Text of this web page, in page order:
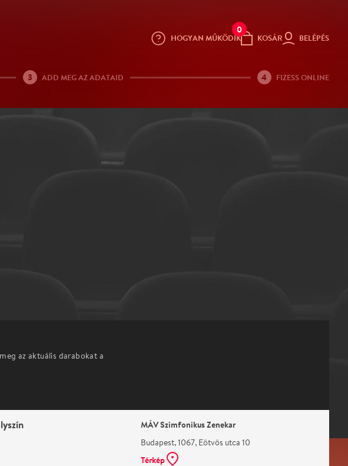
HOGYAN MŰKÖDIK
0
KOSÁR BELÉPÉS
3 ADD MEG AZ ADATAID 4 FIZESS ONLINE
az aktuális darabokat a
MÁV Szimfonikus Zenekar
Budapest, 1067, Eötvös utca 10
Térkép